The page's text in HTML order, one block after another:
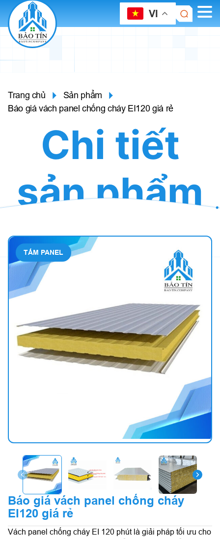
VI
Trang chủ
Sản phẩm
Báo giá vách panel chống cháy EI120 giá rẻ
Chi tiết
sản phẩm
TẤM PANEL
Báo giá vách panel chống cháy
EI120 giá rẻ
Vách panel chống cháy EI 120 phút là giải pháp tối ưu cho